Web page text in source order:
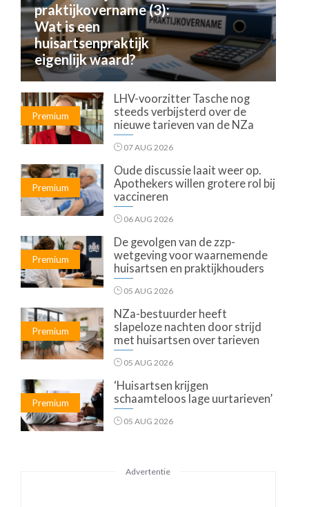
praktijkovername (3):
Wat is een
huisartsenpraktijk
eigenlijk waard?
Premium
LHV-voorzitter Tasche nog
steeds verbijsterd over de
nieuwe tarieven van de NZa
07 AUG 2026
Premium
Oude discussie laait weer op.
Apothekers willen grotere rol bij
vaccineren
06 AUG 2026
Premium
De gevolgen van de zzp-
wetgeving voor waarnemende
huisartsen en praktijkhouders
05 AUG 2026
Premium
NZa-bestuurder heeft
slapeloze nachten door strijd
met huisartsen over tarieven
05 AUG 2026
Premium
‘Huisartsen krijgen
schaamteloos lage uurtarieven’
05 AUG 2026
Advertentie